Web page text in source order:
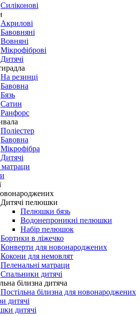
Силіконові
Акрилові
Бавовняні
Вовняні
Мікрофіброві
Дитячі
На резинці
Бавовна
Бязь
Сатин
Ранфорс
Поліестер
Бавовна
Мікрофібра
Дитячі
матраци
Дитячі пелюшки
Пелюшки бязь
Водонепроникні пелюшки
Набір пелюшок
Бортики в ліжечко
Конверти для новонароджених
Кокони для немовлят
Пеленальні матраци
Спальники дитячі
білизна дитяча
Постільна білизна для новонароджених
дитячі
дитячі